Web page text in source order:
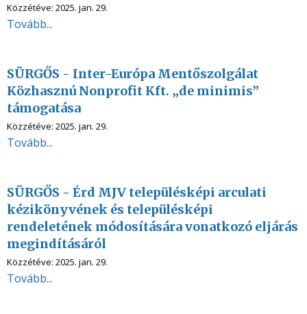
Közzétéve: 2025. jan. 29.
Tovább...
SÜRGŐS - Inter-Európa Mentőszolgálat
Közhasznú Nonprofit Kft. „de minimis”
támogatása
Közzétéve: 2025. jan. 29.
Tovább...
SÜRGŐS - Érd MJV településképi arculati
kézikönyvének és településképi
rendeletének módosítására vonatkozó eljárás
megindításáról
Közzétéve: 2025. jan. 29.
Tovább...